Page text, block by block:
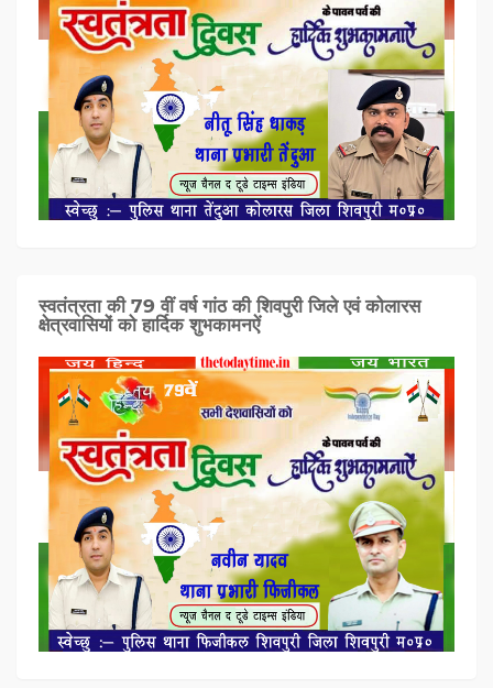
स्वतंत्रता की 79 वीं वर्ष गांठ की शिवपुरी जिले एवं कोलारस
क्षेत्रवासियों को हार्दिक शुभकामनऐं